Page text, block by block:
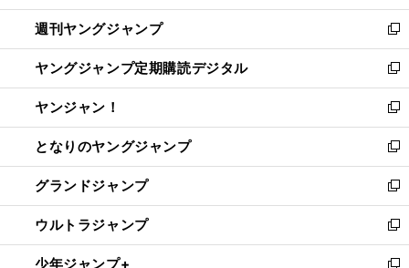
開
く
ウ
で
開
く
ン
ド
ウ
で
開
く
ウ
ィ
ン
ド
ウ
で
開
く
週刊ヤングジャンプ
新
し
い
ウ
ィ
ン
ド
ウ
で
開
く
ヤングジャンプ定期購読デジタル
新
し
い
ウ
ィ
ン
ド
ウ
で
開
く
ヤンジャン！
新
し
い
ウ
ィ
ン
ド
ウ
で
となりのヤングジャンプ
新
し
い
ウ
ィ
ン
グランドジャンプ
新
し
い
ウ
ウルトラジャンプ
新
し
少年ジャンプ+